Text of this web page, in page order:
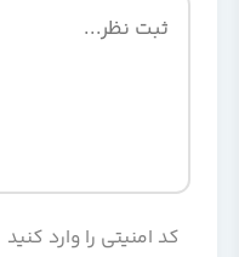
کد امنیتی را وارد کنید